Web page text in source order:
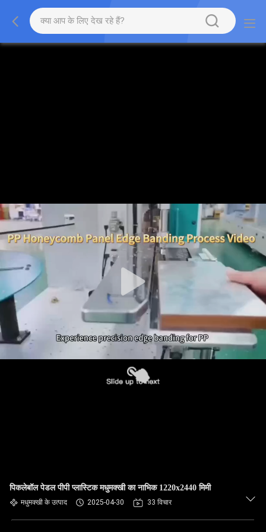
पिकलेबॉल पेडल पीपी प्लास्टिक मधुमक्खी का नाभिक 1220x2440 मिमी
मधुमक्खी के उत्पाद 2025-04-30 33 विचार